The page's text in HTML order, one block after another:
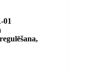
01